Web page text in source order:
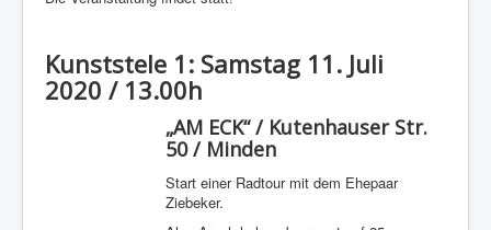
Kunststele 1: Samstag 11. Juli
2020 / 13.00h
„AM ECK“ / Kutenhauser Str.
50 / Minden
Start einer Radtour mit dem Ehepaar
Ziebeker.